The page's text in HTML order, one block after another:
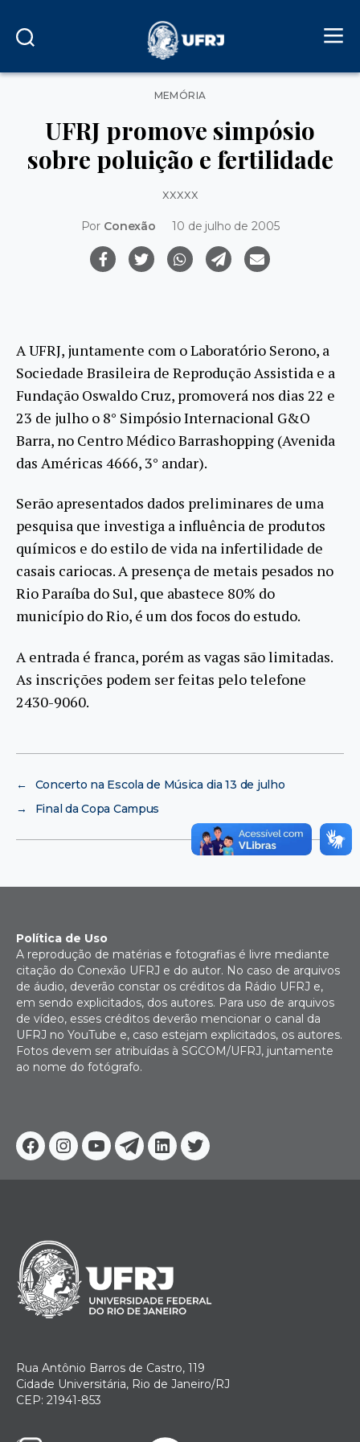
Categorias
MEMÓRIA
UFRJ promove simpósio
sobre poluição e fertilidade
xxxxx
Por Conexão 10 de julho de 2005
A UFRJ, juntamente com o Laboratório Serono, a
Sociedade Brasileira de Reprodução Assistida e a
Fundação Oswaldo Cruz, promoverá nos dias 22 e
23 de julho o 8° Simpósio Internacional G&O
Barra, no Centro Médico Barrashopping (Avenida
das Américas 4666, 3° andar).
Serão apresentados dados preliminares de uma
pesquisa que investiga a influência de produtos
químicos e do estilo de vida na infertilidade de
casais cariocas. A presença de metais pesados no
Rio Paraíba do Sul, que abastece 80% do
município do Rio, é um dos focos do estudo.
A entrada é franca, porém as vagas são limitadas.
As inscrições podem ser feitas pelo telefone
2430-9060.
←
Concerto na Escola de Música dia 13 de julho
→
Final da Copa Campus
Facebook
Instagram
YoutubeTelegram
Linkedin
Twitter
Política de Uso
A reprodução de matérias e fotografias é livre mediante
citação do Conexão UFRJ e do autor. No caso de arquivos
de áudio, deverão constar os créditos da Rádio UFRJ e,
em sendo explicitados, dos autores. Para uso de arquivos
de vídeo, esses créditos deverão mencionar o canal da
UFRJ no YouTube e, caso estejam explicitados, os autores.
Fotos devem ser atribuídas à SGCOM/UFRJ, juntamente
ao nome do fotógrafo.
Rua Antônio Barros de Castro, 119
Cidade Universitária, Rio de Janeiro/RJ
CEP: 21941-853